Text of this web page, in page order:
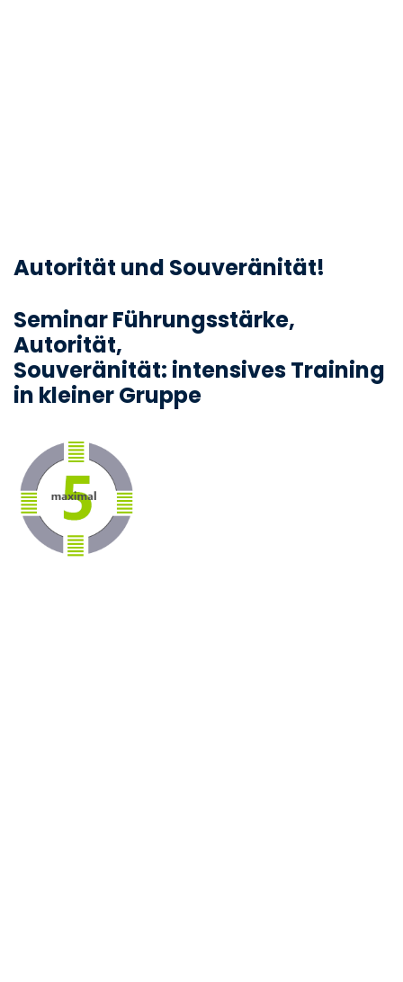
Autorität und Souveränität!
Seminar Führungsstärke,
Autorität,
Souveränität: intensives Training
in kleiner Gruppe